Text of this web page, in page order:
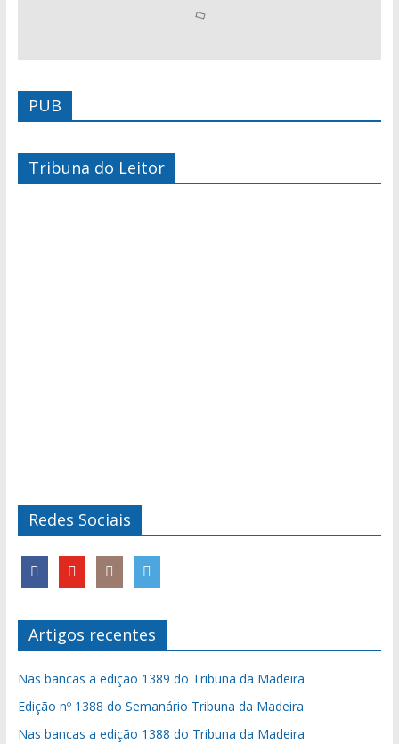
PUB
Tribuna do Leitor
Redes Sociais
Artigos recentes
Nas bancas a edição 1389 do Tribuna da Madeira
Edição nº 1388 do Semanário Tribuna da Madeira
Nas bancas a edição 1388 do Tribuna da Madeira